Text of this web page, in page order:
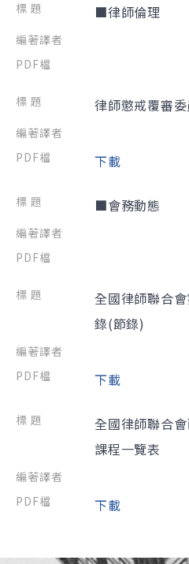
■律師倫理
律師懲戒覆審
下載
■會務動態
全國律師聯合
錄(節錄)
下載
全國律師聯合
課程一覽表
下載